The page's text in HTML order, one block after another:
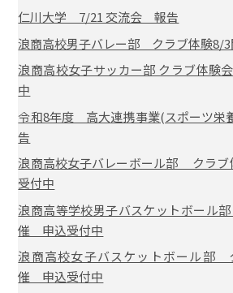
仁川大学 7/21 交流会 報告
浪商高校男子バレー部 クラブ体験8/
浪商高校女子サッカー部 クラブ体験
中
令和8年度 高大連携事業(スポーツ
告
浪商高校女子バレーボール部 クラ
受付中
浪商高等学校男子バスケットボール
催 申込受付中
浪商高校女子バスケットボール部
催 申込受付中